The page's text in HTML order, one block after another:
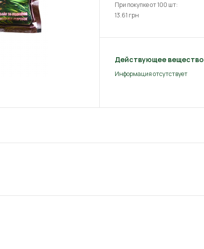
При покупке от 100 шт:
13.61 грн
Действующее вещество
Информация отсутствует